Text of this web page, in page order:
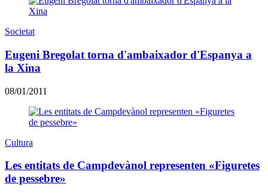
Societat
Eugeni Bregolat torna d'ambaixador d'Espanya a
la Xina
08/01/2011
Cultura
Les entitats de Campdevànol representen «Figuretes
de pessebre»